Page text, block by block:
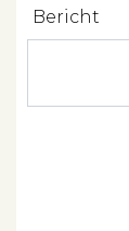
Bericht